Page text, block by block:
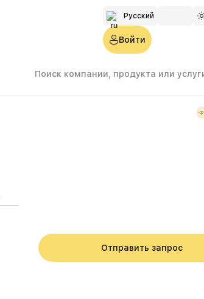
Русский
Türkmen
English
Войти
Отправить запрос